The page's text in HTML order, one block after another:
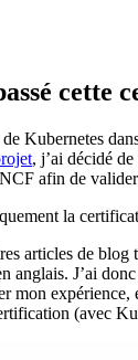
cette
Kubernetes
, j’ai décidé
afin de
la
articles de blog
anglais. J’ai
mon expérience,
(avec